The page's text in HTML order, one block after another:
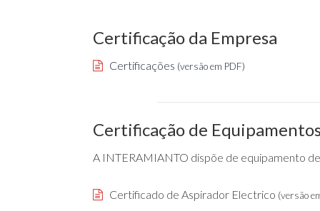
Certificação da Empresa
Certificações (versão em PDF)
Certificação de
A INTERAMIANTO dispõe de equipamento
Certificado de Aspirador Electrico (versão